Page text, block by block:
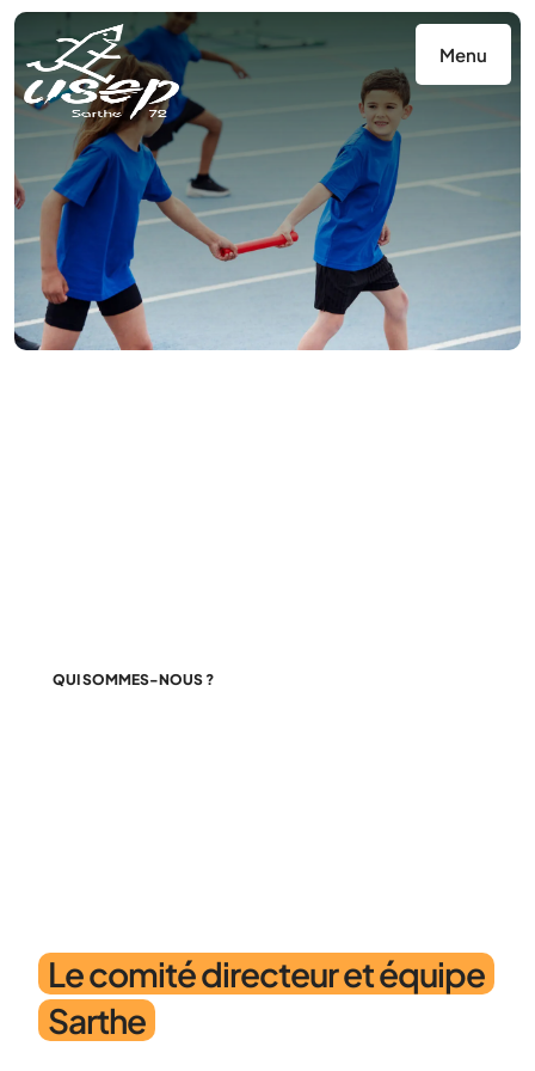
Menu
QUI SOMMES-NOUS ?
Le comité directeur et équipe
Sarthe
Panneau de gestion des cookies